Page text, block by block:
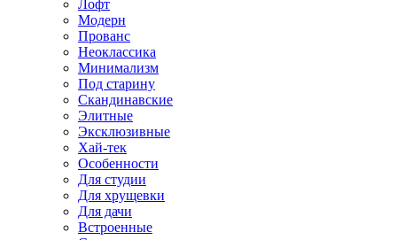
Лофт
Модерн
Прованс
Неоклассика
Минимализм
Под старину
Скандинавские
Элитные
Эксклюзивные
Хай-тек
Особенности
Для студии
Для хрущевки
Для дачи
Встроенные